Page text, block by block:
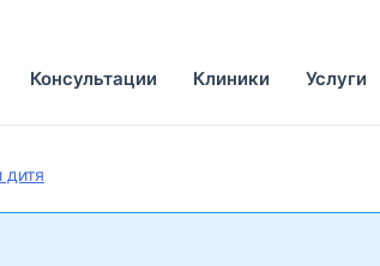
Консультации Клиники Услуги
дитя